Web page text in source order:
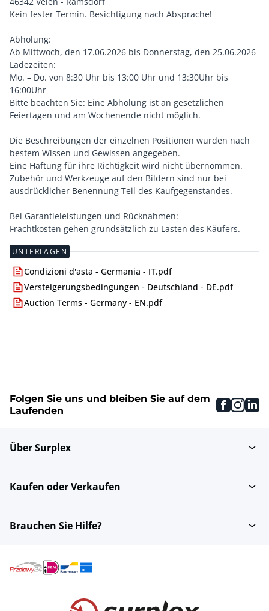
Kein fester Termin. Besichtigung nach Absprache!
Abholung:
Ab Mittwoch, den 17.06.2026 bis Donnerstag, den 25.06.2026
Ladezeiten:
Mo. – Do. von 8:30 Uhr bis 13:00 Uhr und 13:30Uhr bis
16:00Uhr
Bitte beachten Sie: Eine Abholung ist an gesetzlichen
Feiertagen und am Wochenende nicht möglich.
Die Beschreibungen der einzelnen Positionen wurden nach
bestem Wissen und Gewissen angegeben.
Eine Haftung für ihre Richtigkeit wird nicht übernommen.
Zubehör und Werkzeuge auf den Bildern sind nur bei
ausdrücklicher Benennung Teil des Kaufgegenstandes.
Bei Garantieleistungen und Rücknahmen:
Frachtkosten gehen grundsätzlich zu Lasten des Käufers.
UNTERLAGEN
Condizioni d'asta - Germania - IT.pdf
Versteigerungsbedingungen - Deutschland - DE.pdf
Auction Terms - Germany - EN.pdf
Folgen Sie uns und bleiben Sie auf dem
Laufenden
Über Surplex
Kaufen oder Verkaufen
Brauchen Sie Hilfe?